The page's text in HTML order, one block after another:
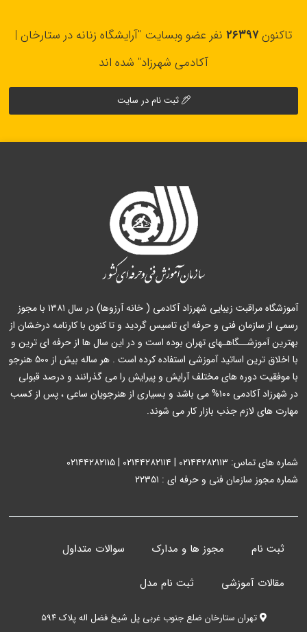
تاکنون۲۶۳۹۷ نفر عضو وبسایت "آرایشگاه زنانه در ستارخان |
آکادمی شهرزاد" شده اند
ثبت نام در سایت
آموزشگاه مراقبت زیبایی شهرزاد آکادمی ( خانه آرزوها) در سال ۱۳۸۱ با مجوز
رسمی از سازمان فنی و حرفه ای تاسیس گردید و تا کنون با کارنامه درخشان از
بهترین آموزشــگاهـهای تهران بوده است و در این سال ها از حرفه ای ترین و
با اخلاق ترین اساتید آموزشی استفاده کرده است . هر ساله بیش از ۵۰۰ هنرجو
با موفقیت دوره های مختلف آرایش و پیرایش را می گذرانند و درصد قبولی
در شهرزاد آکادمی ۱۰۰% می باشد و بسیاری از هنرجویان ساعی ، پس از کسب
مهارت های لازم جذب بازار کار می شوند.
شماره های تماس: ۰۲۱۴۴۲۸۲۱۱۳ | ۰۲۱۴۴۲۸۲۱۱۴ | ۰۲۱۴۴۲۸۲۱۱۵
شماره مجوز سازمان فنی و حرفه ای : ۲۲۳۵۱
ثبت نام مجوز ها و مدارک سوالات متداول
مقالات آموزشی ثبت نام مدل
تهران ستارخان ضلع جنوب غربی پل شیخ فضل اله پلاک ۵۹۴